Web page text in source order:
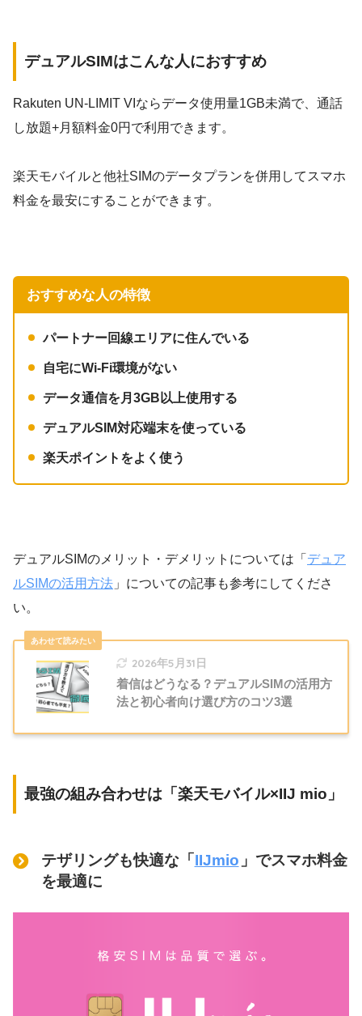
デュアルSIMはこんな人におすすめ
Rakuten UN-LIMIT VIならデータ使用量1GB未満で、 通話
し放題+月額料金0円 で利用できます。
楽天モバイルと他社SIMのデータプランを併用してスマホ
料金を最安にすることができます。
おすすめな人の特徴
パートナー回線エリアに住んでいる
自宅にWi-Fi環境がない
データ通信を月3GB以上使用する
デュアルSIM対応端末を使っている
楽天ポイントをよく使う
デュアルSIMのメリット・デメリットについては「 デュア
ルSIMの活用方法 」についての記事も参考にしてくださ
い。
2026年5月31日
着信はどうなる？デュアルSIMの活用方
法と初心者向け選び方のコツ3選
最強の組み合わせは「楽天モバイル×IIJ mio」
テザリングも快適な「 IIJmio 」でスマホ料金
を最適に